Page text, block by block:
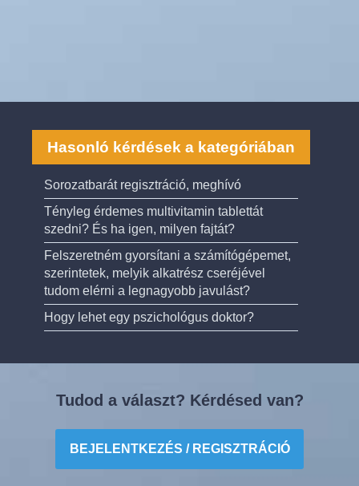
Hasonló kérdések a kategóriában
Sorozatbarát regisztráció, meghívó
Tényleg érdemes multivitamin tablettát
szedni? És ha igen, milyen fajtát?
Felszeretném gyorsítani a számítógépemet,
szerintetek, melyik alkatrész cseréjével
tudom elérni a legnagyobb javulást?
Hogy lehet egy pszichológus doktor?
Tudod a választ? Kérdésed van?
BEJELENTKEZÉS / REGISZTRÁCIÓ